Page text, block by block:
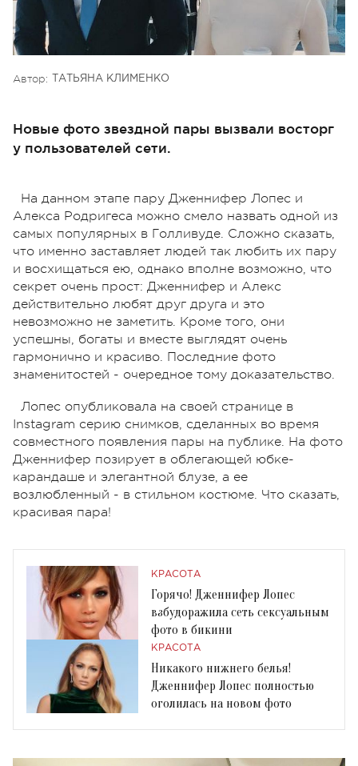
Автор: ТАТЬЯНА КЛИМЕНКО
Новые фото звездной пары вызвали восторг
у пользователей сети.
На данном этапе пару Дженнифер Лопес и
Алекса Родригеса можно смело назвать одной из
самых популярных в Голливуде. Сложно сказать,
что именно заставляет людей так любить их пару
и восхищаться ею, однако вполне возможно, что
секрет очень прост: Дженнифер и Алекс
действительно любят друг друга и это
невозможно не заметить. Кроме того, они
успешны, богаты и вместе выглядят очень
гармонично и красиво. Последние фото
знаменитостей - очередное тому доказательство.
Лопес опубликовала на своей странице в
Instagram серию снимков, сделанных во время
совместного появления пары на публике. На фото
Дженнифер позирует в облегающей юбке-
карандаше и элегантной блузе, а ее
возлюбленный - в стильном костюме. Что сказать,
красивая пара!
КРАСОТА
Горячо! Дженнифер Лопес
взбудоражила сеть сексуальным
фото в бикини
КРАСОТА
Никакого нижнего белья!
Дженнифер Лопес полностью
оголилась на новом фото